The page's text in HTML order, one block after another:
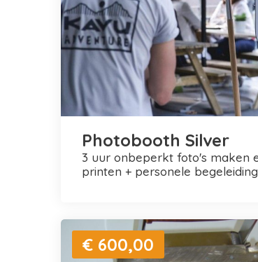
Photobooth Silver
3 uur onbeperkt foto's maken en
printen + personele begeleiding
€ 600,00